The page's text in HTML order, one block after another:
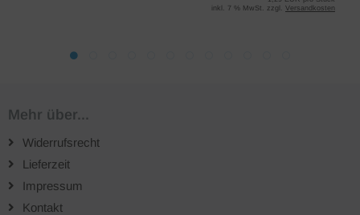
inkl. 7 % MwSt. zzgl. Versandkosten
Mehr über...
Widerrufsrecht
Lieferzeit
Impressum
Kontakt